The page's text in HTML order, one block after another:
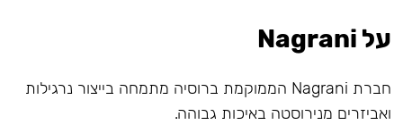
על Nagrani
חברת Nagrani הממוקמת ברוסיה מתמחה בייצור נרגילות
ואביזרים מנירוסטה באיכות גבוהה.